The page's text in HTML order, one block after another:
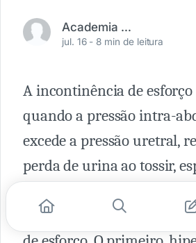
Academia Médica
jul. 16 - 8 min de leitura
A incontinência de
quando a pressão intra-
excede a pressão uretral,
perda de urina ao tossir,
mecanismos principais de